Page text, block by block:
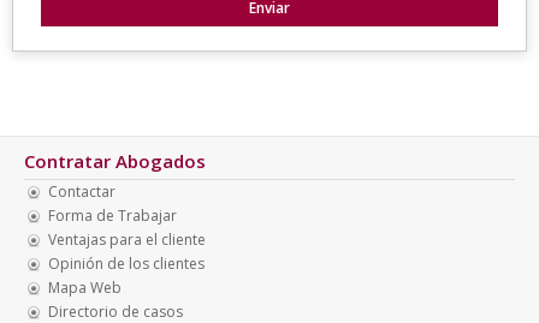
Contratar Abogados
Contactar
Forma de Trabajar
Ventajas para el cliente
Opinión de los clientes
Mapa Web
Directorio de casos